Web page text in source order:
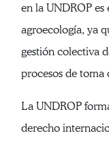
en la UNDROP
agroecología, ya
gestión colectiva
procesos de toma
La UNDROP
derecho